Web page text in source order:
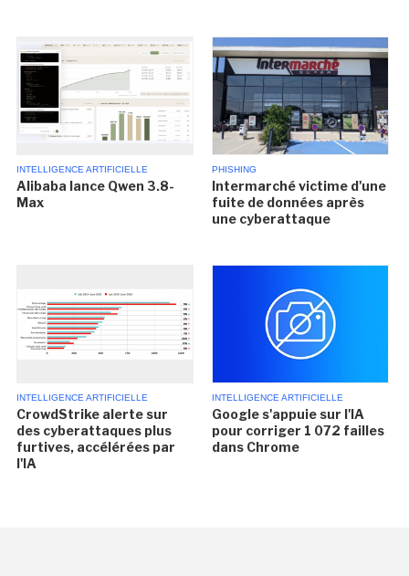
INTELLIGENCE ARTIFICIELLE
Alibaba lance Qwen 3.8-
Max
PHISHING
Intermarché victime d'une
fuite de données après
une cyberattaque
INTELLIGENCE ARTIFICIELLE
CrowdStrike alerte sur
des cyberattaques plus
furtives, accélérées par
l'IA
INTELLIGENCE ARTIFICIELLE
Google s'appuie sur l'IA
pour corriger 1 072 failles
dans Chrome